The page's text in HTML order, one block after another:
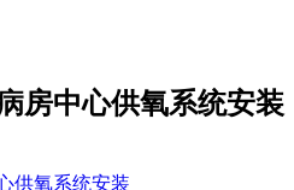
房中心供氧系统安装